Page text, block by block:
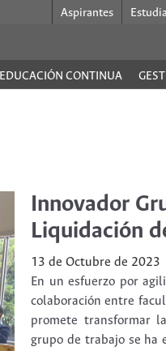
Aspirantes
EDUCACIÓN CONTINUA
Innovador
Liquidación
13 de Octubre de 2023
En un esfuerzo por
colaboración entre
promete transformar
grupo de trabajo se ha